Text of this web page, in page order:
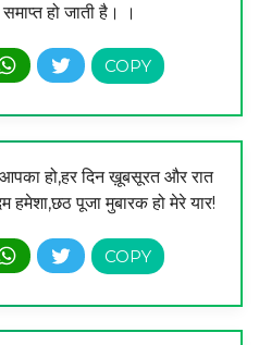
हो जाती है। ।
हो,हर दिन ख़ूबसूरत और रात
हमेशा,छठ पूजा मुबारक हो मेरे यार!